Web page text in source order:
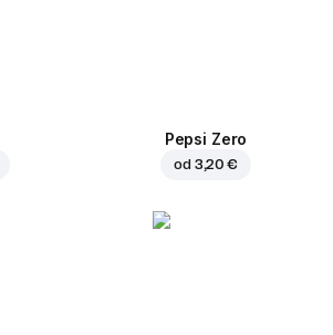
Pepsi Zero
od 3,20 €